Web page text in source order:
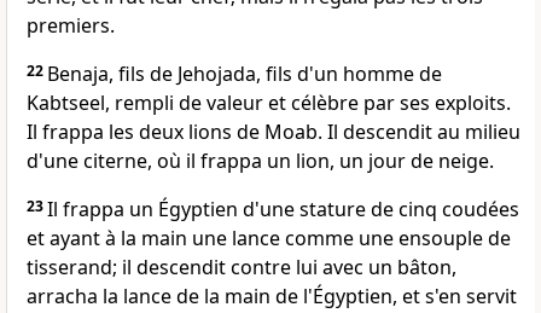
premiers.
22 Benaja, fils de Jehojada, fils d'un homme de
Kabtseel, rempli de valeur et célèbre par ses exploits.
Il frappa les deux lions de Moab. Il descendit au milieu
d'une citerne, où il frappa un lion, un jour de neige.
23Il frappa un Égyptien d'une stature de cinq coudées
et ayant à la main une lance comme une ensouple de
tisserand; il descendit contre lui avec un bâton,
arracha la lance de la main de l'Égyptien, et s'en servit